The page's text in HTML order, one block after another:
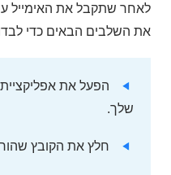
לאחר שתקבל את האימייל
את השלבים הבאים כדי
הפעל את אפליקציית
שלך.
חלץ את הקובץ